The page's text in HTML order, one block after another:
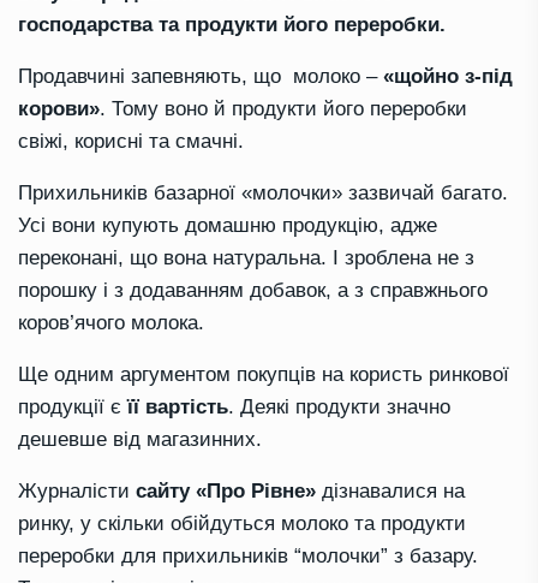
господарства та продукти його переробки.
Продавчині запевняють, що молоко – «щойно з-під
корови». Тому воно й продукти його переробки
свіжі, корисні та смачні.
Прихильників базарної «молочки» зазвичай багато.
Усі вони купують домашню продукцію, адже
переконані, що вона натуральна. І зроблена не з
порошку і з додаванням добавок, а з справжнього
коров’ячого молока.
Ще одним аргументом покупців на користь ринкової
продукції єїї вартість. Деякі продукти значно
дешевше від магазинних.
Журналісти сайту «Про Рівне» дізнавалися на
ринку, у скільки обійдуться молоко та продукти
переробки для прихильників “молочки” з базару.